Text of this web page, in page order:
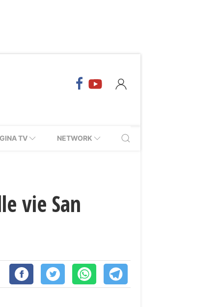
TV NETWORK
vie San